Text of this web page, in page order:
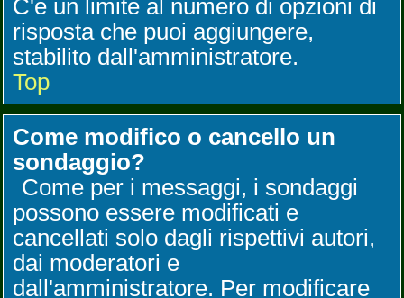
C'è un limite al numero di opzioni di
risposta che puoi aggiungere,
stabilito dall'amministratore.
Top
Come modifico o cancello un
sondaggio?
Come per i messaggi, i sondaggi
possono essere modificati e
cancellati solo dagli rispettivi autori,
dai moderatori e
dall'amministratore. Per modificare